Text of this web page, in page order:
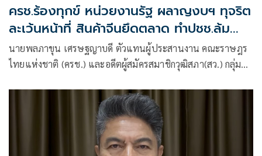
ครช.ร้องทุกข์ หน่วยงานรัฐ ผลาญงบฯ ทุจริต
ละเว้นหน้าที่ สินค้าจีนยึดตลาด ทำปชช.ล้ม
ละลาย
นายพลภาขุน เศรษฐญาบดี ตัวแทนผู้ประสานงาน คณะราษฎร
ไทยแห่งชาติ (ครช.) และอดีตผู้สมัครสมาชิกวุฒิสภา(สว.) กลุ่ม
การจัดการ การใช้งบประมาณ การตรวจสอบฯ ขัดรัฐธรรมนูญ